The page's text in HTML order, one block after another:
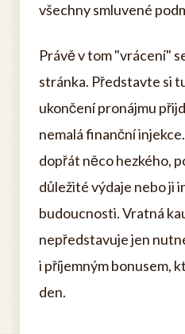
všechny smluvené
Právě v tom "vrácení"
stránka. Představte si
ukončení pronájmu
nemalá finanční
dopřát něco hezkého,
důležité výdaje nebo ji
budoucnosti. Vratná
nepředstavuje jen
i příjemným bonusem,
den.